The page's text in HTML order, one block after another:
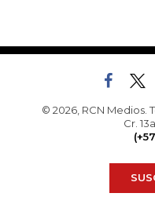
© 2026, RCN Medios.
Cr.